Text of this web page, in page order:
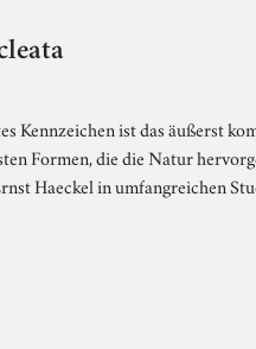
ist das äußerst
Formen, die die Natur
Haeckel in umfangreichen